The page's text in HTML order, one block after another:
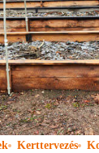
Kerttervezés